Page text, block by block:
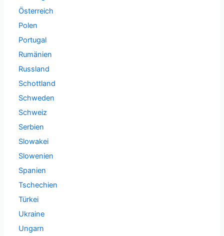
Österreich
Polen
Portugal
Rumänien
Russland
Schottland
Schweden
Schweiz
Serbien
Slowakei
Slowenien
Spanien
Tschechien
Türkei
Ukraine
Ungarn